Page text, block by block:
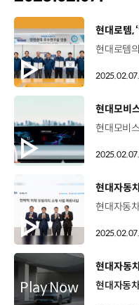
[동영상]
현대로템,
2025.02.07.
[동영상]
현대모비
2025.02.07.
[동영상]
2025.02.07.
[동영상]
현대자동